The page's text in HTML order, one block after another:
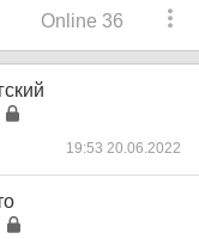
Online 36
19:53 20.06.2022